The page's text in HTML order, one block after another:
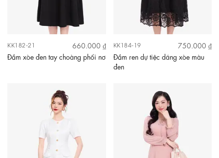
KK182-21
660.000 ₫
Đầm xòe đen tay choàng phối nơ
KK184-19
750.000 ₫
Đầm ren dự tiệc dáng xòe màu
đen